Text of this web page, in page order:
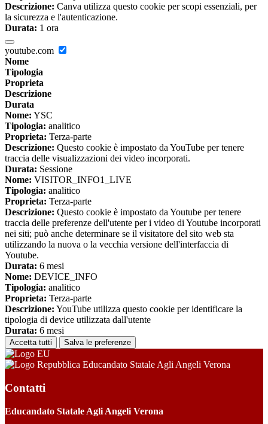
Descrizione: Canva utilizza questo cookie per scopi essenziali, per
la sicurezza e l'autenticazione.
Durata: 1 ora
youtube.com
Nome
Tipologia
Proprieta
Descrizione
Durata
Nome: YSC
Tipologia: analitico
Proprieta: Terza-parte
Descrizione: Questo cookie è impostato da YouTube per tenere
traccia delle visualizzazioni dei video incorporati.
Durata: Sessione
Nome: VISITOR_INFO1_LIVE
Tipologia: analitico
Proprieta: Terza-parte
Descrizione: Questo cookie è impostato da Youtube per tenere
traccia delle preferenze dell'utente per i video di Youtube incorporati
nei siti; può anche determinare se il visitatore del sito web sta
utilizzando la nuova o la vecchia versione dell'interfaccia di
Youtube.
Durata: 6 mesi
Nome: DEVICE_INFO
Tipologia: analitico
Proprieta: Terza-parte
Descrizione: YouTube utilizza questo cookie per identificare la
tipologia di device utilizzata dall'utente
Durata: 6 mesi
Accetta tutti Salva le preferenze
Educandato Statale Agli Angeli Verona
Contatti
Educandato Statale Agli Angeli Verona